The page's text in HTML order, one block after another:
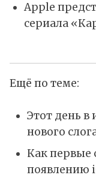
Apple
сериала
Ещё по теме:
Этот день в
нового
Как первые
появлению